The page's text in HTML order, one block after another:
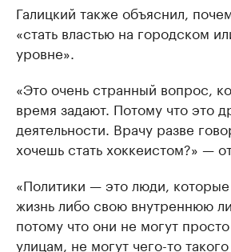
Галицкий также объяснил,
«стать властью на городском
уровне».
«Это очень странный вопрос,
время задают. Потому что это
деятельности. Врачу разве
хочешь стать хоккеистом?» —
«Политики — это люди,
жизнь либо свою внутреннюю
потому что они не могут просто
улицам, не могут чего-то